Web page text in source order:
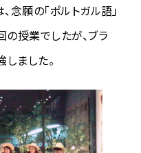
念願の「ポルトガル語」
の授業でしたが、ブラ
ました。